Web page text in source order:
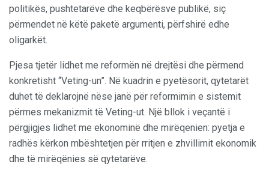
politikës, pushtetarëve dhe keqbërësve publikë, siç
përmendet në këtë paketë argumenti, përfshirë edhe
oligarkët.
Pjesa tjetër lidhet me reformën në drejtësi dhe përmend
konkretisht “Veting-un”. Në kuadrin e pyetësorit, qytetarët
duhet të deklarojnë nëse janë për reformimin e sistemit
përmes mekanizmit të Veting-ut. Një bllok i veçantë i
përgjigjes lidhet me ekonominë dhe mirëqenien: pyetja e
radhës kërkon mbështetjen për rritjen e zhvillimit ekonomik
dhe të mirëqënies së qytetarëve.